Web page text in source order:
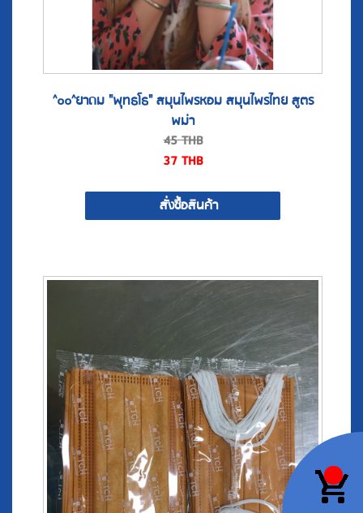
^๐๐^ยาดม "พุทธโธ" สมุนไพรหอม สมุนไพรไทย สูตร
พม่า
45 THB
37THB
สั่งซื้อสินค้า